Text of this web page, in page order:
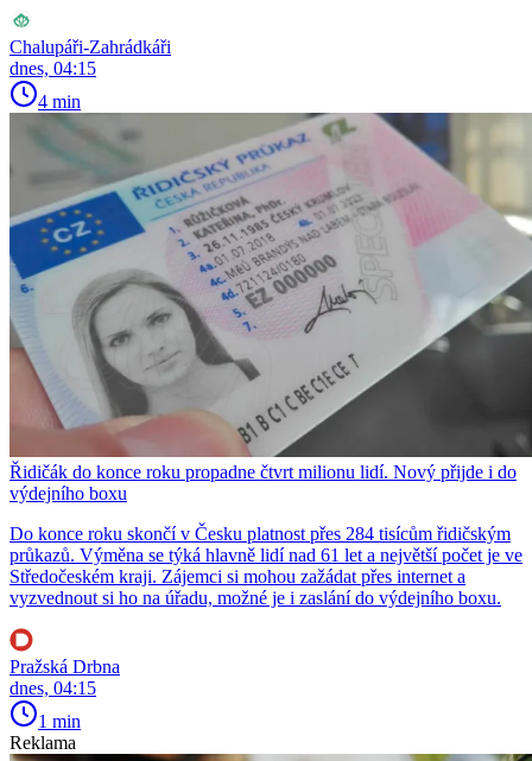
Chalupáři-Zahrádkáři
dnes, 04:15
4 min
Řidičák do konce roku propadne čtvrt milionu lidí. Nový přijde i do
výdejního boxu
Do konce roku skončí v Česku platnost přes 284 tisícům řidičským
průkazů. Výměna se týká hlavně lidí nad 61 let a největší počet je ve
Středočeském kraji. Zájemci si mohou zažádat přes internet a
vyzvednout si ho na úřadu, možné je i zaslání do výdejního boxu.
Pražská Drbna
dnes, 04:15
1 min
Reklama